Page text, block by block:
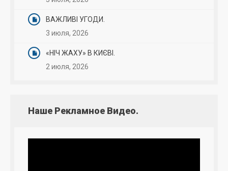
ВАЖЛИВІ УГОДИ.
3 июля, 2026
«НІЧ ЖАХУ» В КИЄВІ.
2 июля, 2026
Наше Рекламное Видео.